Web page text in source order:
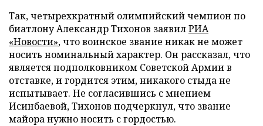
Так, четырехкратный олимпийский чемпион по
биатлону Александр Тихонов заявилРИА
«Новости», что воинское звание никак не может
носить номинальный характер. Он рассказал, что
является подполковником Советской Армии в
отставке, и гордится этим, никакого стыда не
испытывает. Не согласившись с мнением
Исинбаевой, Тихонов подчеркнул, что звание
майора нужно носить с гордостью.